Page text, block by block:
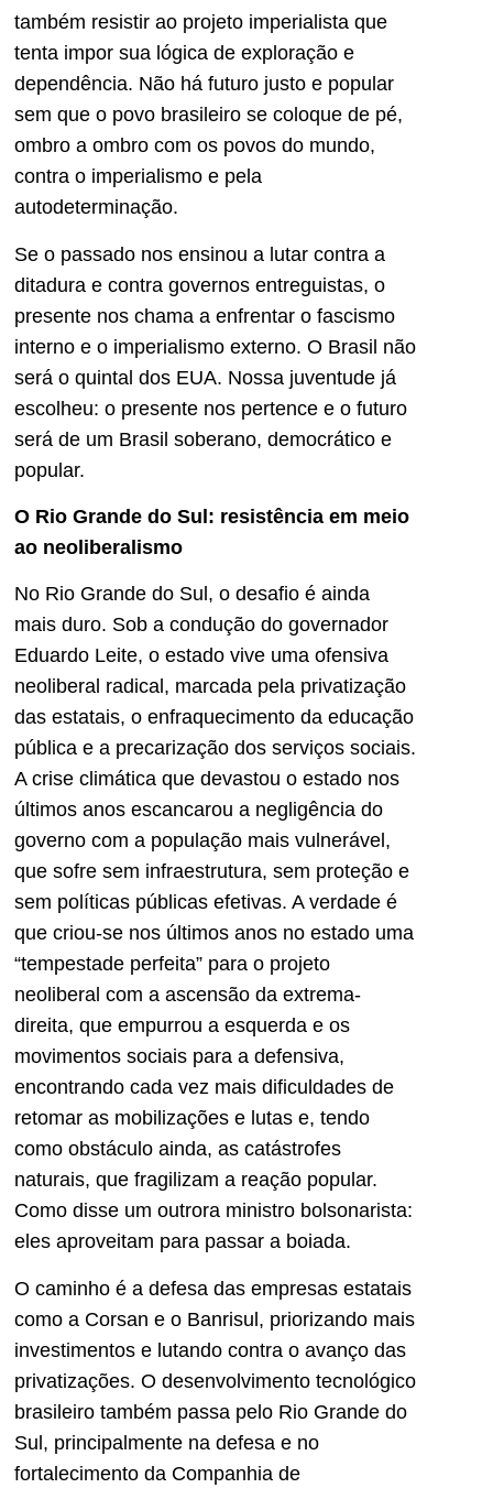
também resistir ao projeto imperialista que
tenta impor sua lógica de exploração e
dependência. Não há futuro justo e popular
sem que o povo brasileiro se coloque de pé,
ombro a ombro com os povos do mundo,
contra o imperialismo e pela
autodeterminação.
Se o passado nos ensinou a lutar contra a
ditadura e contra governos entreguistas, o
presente nos chama a enfrentar o fascismo
interno e o imperialismo externo. O Brasil não
será o quintal dos EUA. Nossa juventude já
escolheu: o presente nos pertence e o futuro
será de um Brasil soberano, democrático e
popular.
O Rio Grande do Sul: resistência em meio
ao neoliberalismo
No Rio Grande do Sul, o desafio é ainda
mais duro. Sob a condução do governador
Eduardo Leite, o estado vive uma ofensiva
neoliberal radical, marcada pela privatização
das estatais, o enfraquecimento da educação
pública e a precarização dos serviços sociais.
A crise climática que devastou o estado nos
últimos anos escancarou a negligência do
governo com a população mais vulnerável,
que sofre sem infraestrutura, sem proteção e
sem políticas públicas efetivas. A verdade é
que criou-se nos últimos anos no estado uma
“tempestade perfeita” para o projeto
neoliberal com a ascensão da extrema-
direita, que empurrou a esquerda e os
movimentos sociais para a defensiva,
encontrando cada vez mais dificuldades de
retomar as mobilizações e lutas e, tendo
como obstáculo ainda, as catástrofes
naturais, que fragilizam a reação popular.
Como disse um outrora ministro bolsonarista:
eles aproveitam para passar a boiada.
O caminho é a defesa das empresas estatais
como a Corsan e o Banrisul, priorizando mais
investimentos e lutando contra o avanço das
privatizações. O desenvolvimento tecnológico
brasileiro também passa pelo Rio Grande do
Sul, principalmente na defesa e no
fortalecimento da Companhia de